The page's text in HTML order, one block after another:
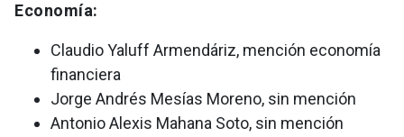
Economía:
Claudio Yaluff Armendáriz, mención economía
financiera
Jorge Andrés Mesías Moreno, sin mención
Antonio Alexis Mahana Soto, sin mención